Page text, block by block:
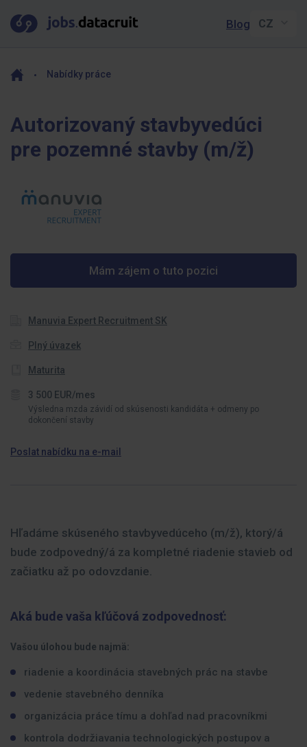
Blog
Nabídky práce
Autorizovaný stavbyvedúci
pre pozemné stavby (m/ž)
Mám zájem o tuto pozici
Manuvia Expert Recruitment SK
Plný úvazek
Maturita
3 500 EUR/mes
Výsledna mzda závidí od skúsenosti kandidáta + odmeny po
dokončení stavby
Poslat nabídku na e-mail
Hľadáme skúseného stavbyvedúceho (m/ž), ktorý/á
bude zodpovedný/á za kompletné riadenie stavieb od
začiatku až po odovzdanie.
Aká bude vaša kľúčová zodpovednosť:
Vašou úlohou bude najmä:
riadenie a koordinácia stavebných prác na stavbe
vedenie stavebného denníka
organizácia práce tímu a dohľad nad pracovníkmi
kontrola dodržiavania technologických postupov a